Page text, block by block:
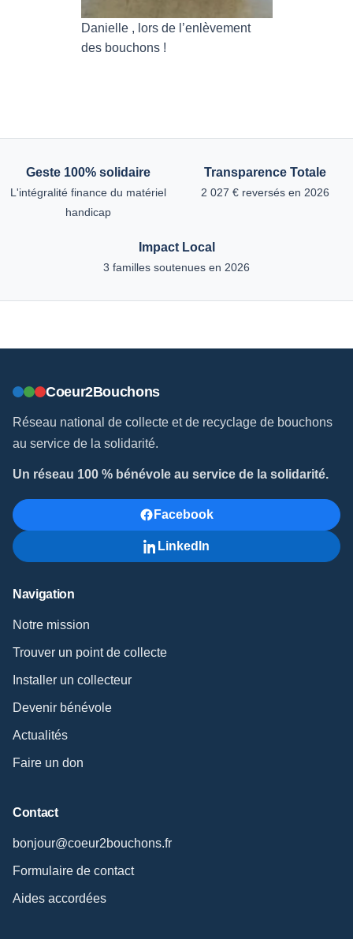
Danielle , lors de l’enlèvement
des bouchons !
Geste 100% solidaire
L'intégralité finance du matériel
handicap
Transparence Totale
2 027 € reversés en 2026
Impact Local
3 familles soutenues en 2026
Coeur2Bouchons
Réseau national de collecte et de recyclage de bouchons
au service de la solidarité.
Un réseau 100 % bénévole au service de la solidarité.
Facebook
LinkedIn
Navigation
Notre mission
Trouver un point de collecte
Installer un collecteur
Devenir bénévole
Actualités
Faire un don
Contact
bonjour@coeur2bouchons.fr
Formulaire de contact
Aides accordées